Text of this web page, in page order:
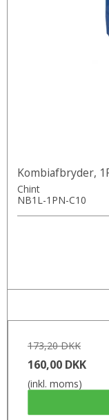
Kombiafbryder,
Chint
NB1L-1PN-C10
173,20 DKK
160,00 DKK
(inkl. moms)